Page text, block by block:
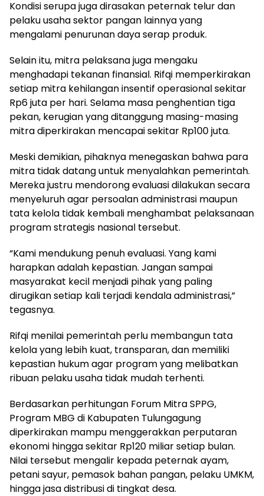
Kondisi serupa juga dirasakan peternak telur dan
pelaku usaha sektor pangan lainnya yang
mengalami penurunan daya serap produk.
Selain itu, mitra pelaksana juga mengaku
menghadapi tekanan finansial. Rifqi memperkirakan
setiap mitra kehilangan insentif operasional sekitar
Rp6 juta per hari. Selama masa penghentian tiga
pekan, kerugian yang ditanggung masing-masing
mitra diperkirakan mencapai sekitar Rp100 juta.
Meski demikian, pihaknya menegaskan bahwa para
mitra tidak datang untuk menyalahkan pemerintah.
Mereka justru mendorong evaluasi dilakukan secara
menyeluruh agar persoalan administrasi maupun
tata kelola tidak kembali menghambat pelaksanaan
program strategis nasional tersebut.
“Kami mendukung penuh evaluasi. Yang kami
harapkan adalah kepastian. Jangan sampai
masyarakat kecil menjadi pihak yang paling
dirugikan setiap kali terjadi kendala administrasi,”
tegasnya.
Rifqi menilai pemerintah perlu membangun tata
kelola yang lebih kuat, transparan, dan memiliki
kepastian hukum agar program yang melibatkan
ribuan pelaku usaha tidak mudah terhenti.
Berdasarkan perhitungan Forum Mitra SPPG,
Program MBG di Kabupaten Tulungagung
diperkirakan mampu menggerakkan perputaran
ekonomi hingga sekitar Rp120 miliar setiap bulan.
Nilai tersebut mengalir kepada peternak ayam,
petani sayur, pemasok bahan pangan, pelaku UMKM,
hingga jasa distribusi di tingkat desa.